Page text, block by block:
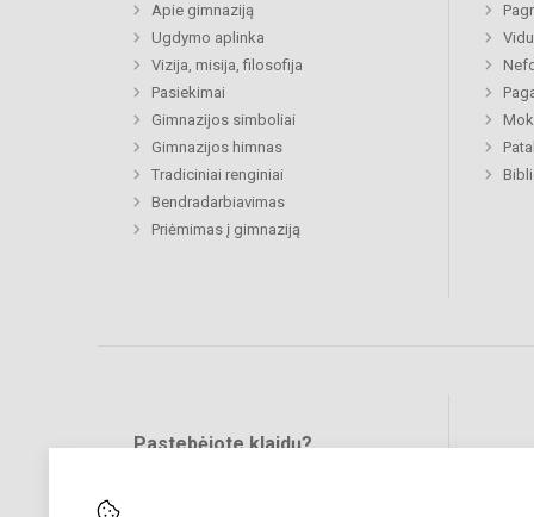
Apie gimnaziją
Ugdymo aplinka
Vizija, misija, filosofija
Pasiekimai
Gimnazijos simboliai
Gimnazijos himnas
Tradiciniai renginiai
Bendradarbiavimas
Priėmimas į gimnaziją
Pastebėjote klaidų?